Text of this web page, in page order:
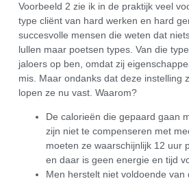
Voorbeeld 2 zie ik in de praktijk veel
type cliënt van hard werken en hard
succesvolle mensen die weten dat
lullen maar poetsen types. Van die
jaloers op ben, omdat zij
mis. Maar ondanks dat deze instelling
lopen ze nu vast. Waarom?
De calorieën die gepaard gaan
zijn niet te compenseren met
moeten ze waarschijnlijk 12 uur
en daar is geen energie en tijd
Men herstelt niet voldoende van